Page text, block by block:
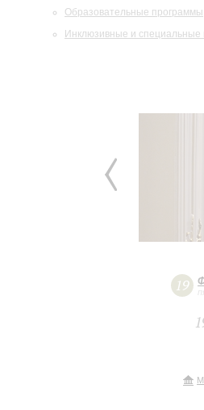
Образовательные программы
Инклюзивные и специальные
19